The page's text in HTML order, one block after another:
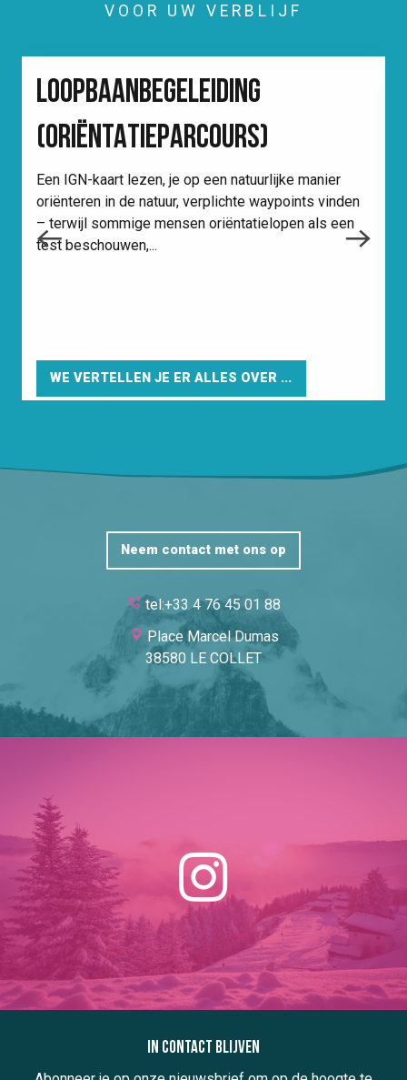
VOOR UW VERBLIJF
LOOPBAANBEGELEIDING
(ORIËNTATIEPARCOURS)
Een IGN-kaart lezen, je op een natuurlijke manier
oriënteren in de natuur, verplichte waypoints vinden
– terwijl sommige mensen oriëntatielopen als een
test beschouwen,...
WE VERTELLEN JE ER ALLES OVER ...
Neem contact met ons op
tel:+33 4 76 45 01 88
Place Marcel Dumas
38580 LE COLLET
In contact blijven